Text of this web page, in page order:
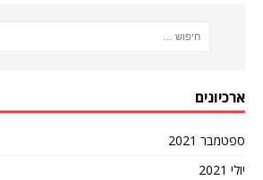
ארכיונים
ספטמבר 2021
יולי 2021